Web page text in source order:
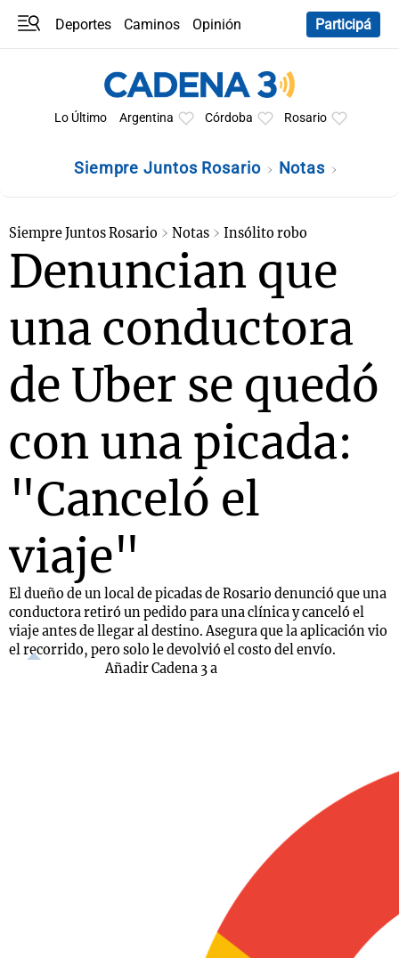
Deportes Caminos
Opinión
Participá
Lo Último Argentina Córdoba Rosario
Siempre Juntos Rosario Notas
Siempre Juntos Rosario Notas Insólito robo
Denuncian que
una conductora
de Uber se quedó
con una picada:
"Canceló el
viaje"
El dueño de un local de picadas de Rosario denunció que una
conductora retiró un pedido para una clínica y canceló el
viaje antes de llegar al destino. Asegura que la aplicación vio
el recorrido, pero solo le devolvió el costo del envío.
Añadir Cadena 3 a